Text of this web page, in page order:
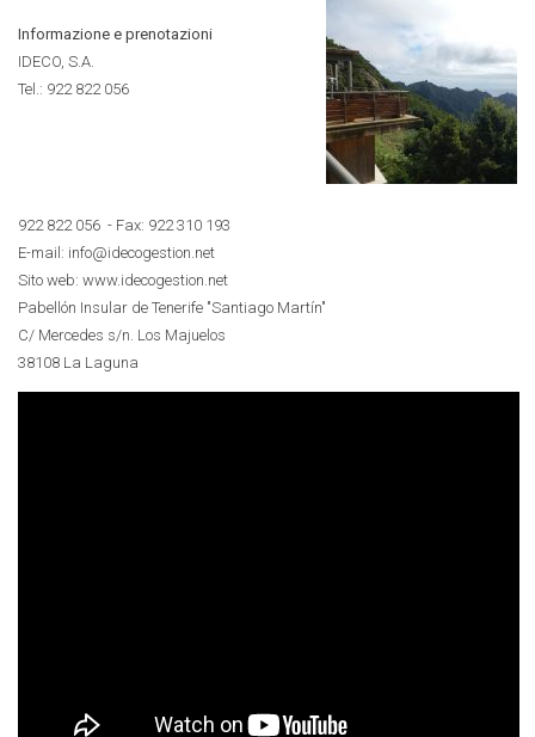
Informazione e prenotazioni
IDECO, S.A.
Tel.: 922 822 056
922 822 056 - Fax: 922 310 193
E-mail: info@idecogestion.net
Sito web: www.idecogestion.net
Pabellón Insular de Tenerife "Santiago Martín"
C/ Mercedes s/n. Los Majuelos
38108 La Laguna